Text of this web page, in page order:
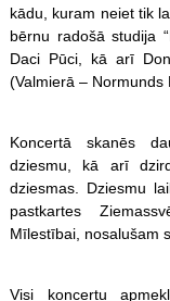
kādu, kuram neiet tik
bērnu radošā studija
Daci Pūci, kā arī
(Valmierā – Normunds
Koncertā skanēs
dziesmu, kā arī
dziesmas. Dziesmu
pastkartes
Mīlestībai, nosalušam
Visi koncertu